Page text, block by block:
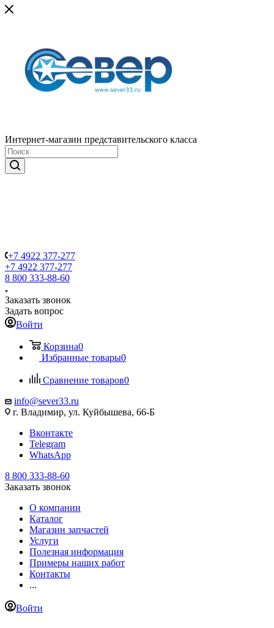
Интернет-магазин представительского класса
+7 4922 377-277
+7 4922 377-277
8 800 333-88-60
Заказать звонок
Задать вопрос
Войти
Корзина0
Избранные товары0
Сравнение товаров0
info@sever33.ru
г. Владимир, ул. Куйбышева, 66-Б
Вконтакте
Telegram
WhatsApp
8 800 333-88-60
Заказать звонок
О компании
Каталог
Магазин запчастей
Услуги
Полезная информация
Примеры наших работ
Контакты
...
Войти